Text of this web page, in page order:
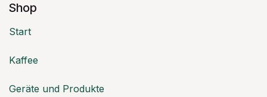
Shop
Start
Kaffee
Geräte und Produkte